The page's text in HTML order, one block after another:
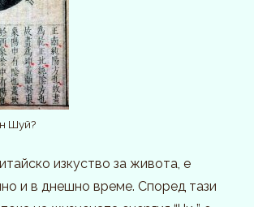
Шуй?
изкуство за живота, е
и в днешно време. Според тази